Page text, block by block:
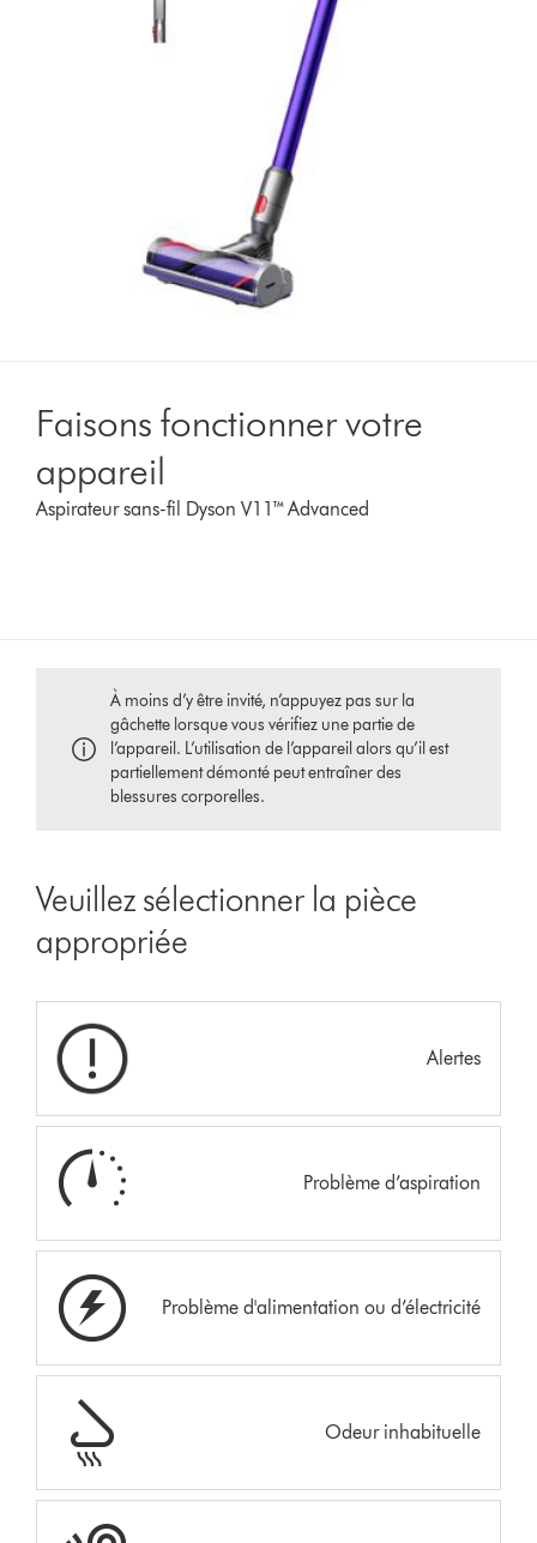
Faisons fonctionner votre
appareil
Aspirateur sans-fil Dyson V11™ Advanced
À moins d’y être invité, n’appuyez pas sur la
gâchette lorsque vous vérifiez une partie de
l’appareil. L’utilisation de l’appareil alors qu’il est
partiellement démonté peut entraîner des
blessures corporelles.
Veuillez sélectionner la pièce
appropriée
Alertes
Problème d’aspiration
Problème d'alimentation ou d’électricité
Odeur inhabituelle